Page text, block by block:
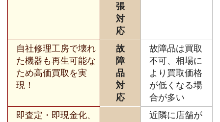
張
対
応
自社修理工房で壊れ
た機器も再生可能な
ため高価買取を実
現！
故
障
品
対
応
故障品は買取
不可、相場に
より買取価格
が低くなる場
合が多い
即査定・即現金化、
近隣に店舗が